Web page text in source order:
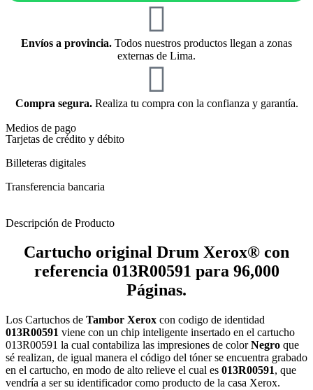
Envíos a provincia. Todos nuestros productos llegan a zonas
externas de Lima.
Compra segura.Realiza tu compra con la confianza y garantía.
Medios de pago
Tarjetas de crédito y débito
Billeteras digitales
Transferencia bancaria
Descripción de Producto
Cartucho original Drum Xerox® con
referencia 013R00591 para 96,000
Páginas.
Los Cartuchos de Tambor Xerox con codigo de identidad
013R00591 viene con un chip inteligente insertado en el cartucho
013R00591 la cual contabiliza las impresiones de colorNegro que
sé realizan, de igual manera el código del tóner se encuentra grabado
en el cartucho, en modo de alto relieve el cual es 013R00591, que
vendría a ser su identificador como producto de la casa Xerox.